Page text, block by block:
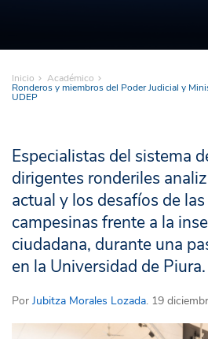
Inicio Académico
Ronderos y miembros del Poder Judicial y
UDEP
Especialistas del sistema
dirigentes ronderiles
actual y los desafíos de
campesinas frente a la
ciudadana, durante una
en la Universidad de Piura.
Por Jubitza Morales Lozada. 19